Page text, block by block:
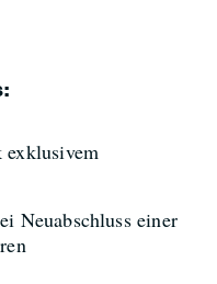
exklusivem
Neuabschluss einer